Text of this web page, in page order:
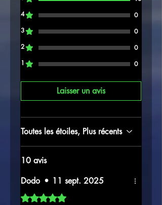
4
0
3
0
2
0
1
0
Laisser un avis
Toutes les étoiles, Plus récents
10 avis
Dodo • 11 sept. 2025
Noté 5 sur 5.